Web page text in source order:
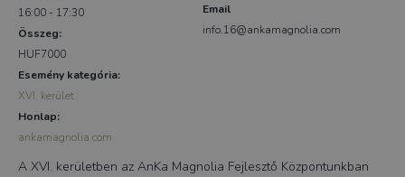
16:00 - 17:30
Összeg:
HUF7000
Esemény kategória:
XVI. kerület
Honlap:
ankamagnolia.com
Email
info.16@ankamagnolia.com
A XVI. kerületben az AnKa Magnolia Fejlesztő Központunkban